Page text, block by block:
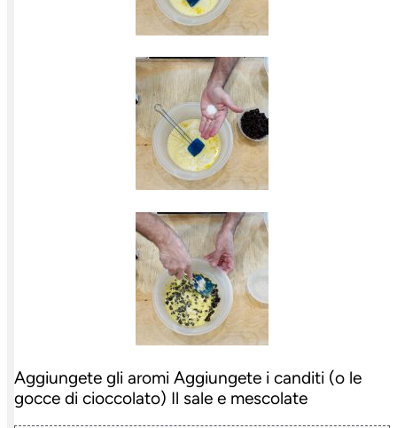
Aggiungete gli aromi Aggiungete i canditi (o le
gocce di cioccolato) Il sale e mescolate